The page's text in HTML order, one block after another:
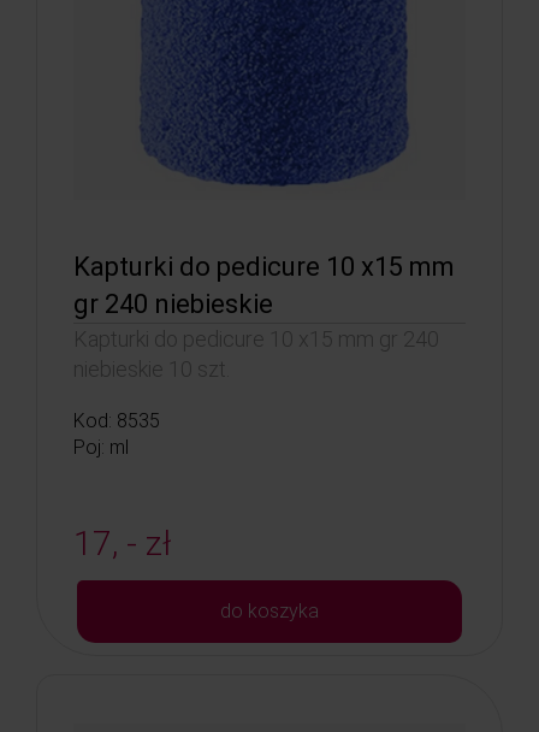
Kapturki do pedicure 10 x15 mm
gr 240 niebieskie
Kapturki do pedicure 10 x15 mm gr 240
niebieskie 10 szt.
Kod: 8535
Poj: ml
17, - zł
do koszyka